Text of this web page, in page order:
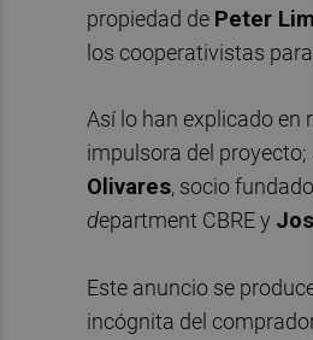
propiedad de Peter Lim
los cooperativistas
Así lo han explicado en
impulsora del proyecto;
Olivares, socio
department CBRE y
Este anuncio se
incógnita del